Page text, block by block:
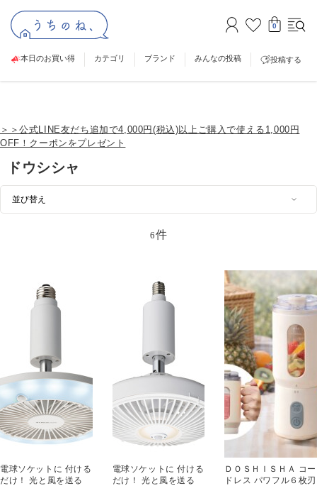
0
本日のお買い得 カテゴリ ブランド みんなの投稿 投稿する
＞＞公式LINE友だち追加で4,000円(税込)以上ご購入で使える1,000円
OFF！クーポンをプレゼント
ドウシシャ
6件
電球ソケットに 付ける
だけ！ 光と風を送る
電球ソケットに 付ける
だけ！ 光と風を送る
ＤＯＳＨＩＳＨＡ コー
ドレス パワフル６枚刃